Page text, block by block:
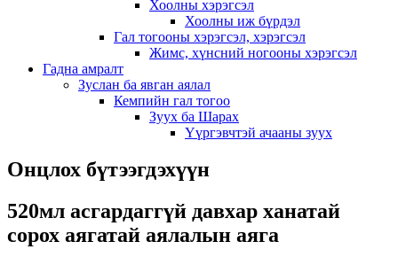
Хоолны хэрэгсэл
Хоолны иж бүрдэл
Гал тогооны хэрэгсэл, хэрэгсэл
Жимс, хүнсний ногооны хэрэгсэл
Гадна амралт
Зуслан ба явган аялал
Кемпийн гал тогоо
Зуух ба Шарах
Үүргэвчтэй ачааны зуух
Онцлох бүтээгдэхүүн
520мл асгардаггүй давхар ханатай
сорох аягатай аялалын аяга